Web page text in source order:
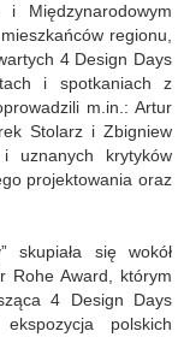
Międzynarodowym
regionu,
4 Design Days
i spotkaniach z
m.in.: Artur
Stolarz i Zbigniew
uznanych krytyków
projektowania oraz
skupiała się wokół
Rohe Award, którym
4 Design Days
polskich